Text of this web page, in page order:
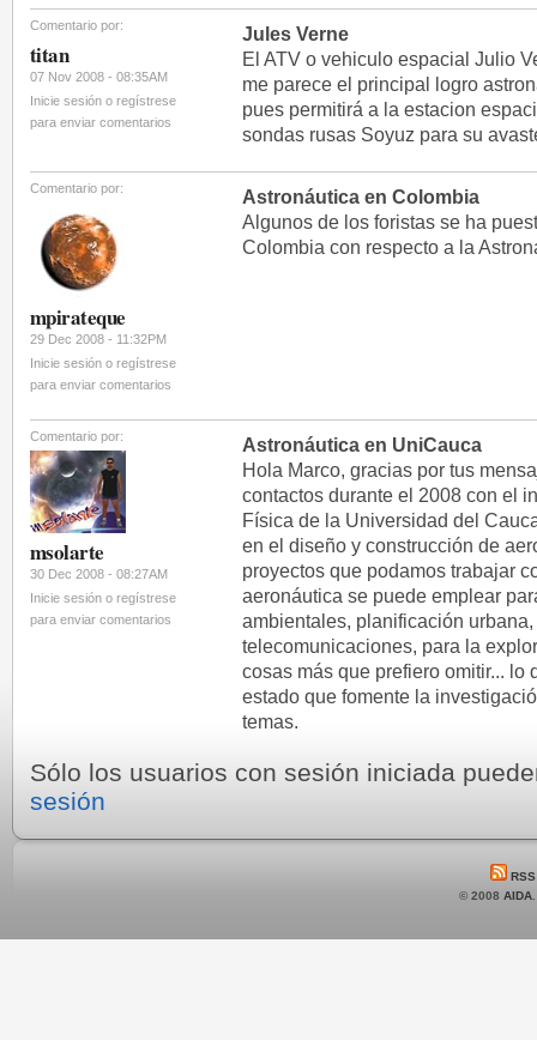
Comentario por:
titan
07 Nov 2008 - 08:35AM
Inicie sesión o regístrese
para enviar comentarios
Jules Verne
El ATV o vehiculo espacial Julio
me parece el principal logro
pues permitirá a la estacion
sondas rusas Soyuz para su
Comentario por:
mpirateque
29 Dec 2008 - 11:32PM
Inicie sesión o regístrese
para enviar comentarios
Astronáutica en Colombia
Algunos de los foristas se ha
Colombia con respecto a la
Comentario por:
msolarte
30 Dec 2008 - 08:27AM
Inicie sesión o regístrese
para enviar comentarios
Astronáutica en UniCauca
Hola Marco, gracias por tus
contactos durante el 2008 con el
Física de la Universidad del
en el diseño y construcción de
proyectos que podamos trabajar
aeronáutica se puede emplear
ambientales, planificación
telecomunicaciones, para la
cosas más que prefiero omitir...
estado que fomente la
temas.
Sólo los usuarios con sesión iniciada
sesión
RSS
© 2008 AIDA